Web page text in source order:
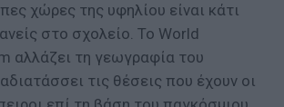
χώρες της υφηλίου είναι κάτι
στο σχολείο. Το World
αλλάζει τη γεωγραφία του
τις θέσεις που έχουν οι